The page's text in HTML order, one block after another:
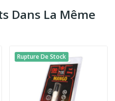
Dans La Même
Rupture De Stock